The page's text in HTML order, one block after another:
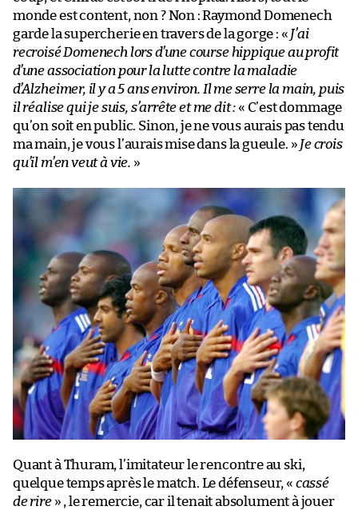
monde est content, non ? Non : Raymond Domenech
garde la supercherie en travers de la gorge : « J’ai
recroisé Domenech lors d’une course hippique au profit
d’une association pour la lutte contre la maladie
d’Alzheimer, il y a 5 ans environ. Il me serre la main, puis
il réalise qui je suis, s’arrête et me dit : « C’est dommage
qu’on soit en public. Sinon, je ne vous aurais pas tendu
ma main, je vous l’aurais mise dans la gueule. » Je crois
qu’il m’en veut à vie. »
Quant à Thuram, l’imitateur le rencontre au ski,
quelque temps après le match. Le défenseur, « cassé
de rire» , le remercie, car il tenait absolument à jouer